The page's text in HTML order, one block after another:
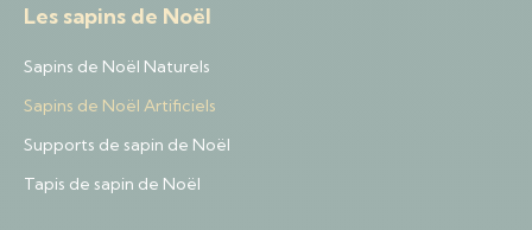
Les sapins de Noël
Sapins de Noël Naturels
Sapins de Noël Artificiels
Supports de sapin de Noël
Tapis de sapin de Noël